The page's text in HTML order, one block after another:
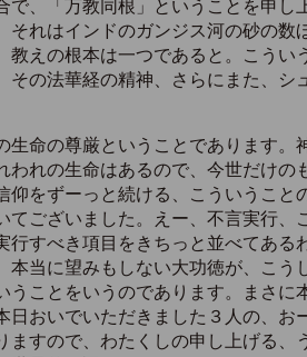
、「万教同根」ということを申
れはインドのガンジス河の砂の
えの根本は一つであると。こう
の法華経の精神、さらにまた、
命の尊厳ということであります
れの生命はあるので、今世だけ
をずーっと続ける、こういうこと
ございました。えー、不言実行
すべき項目をきちっと並べてあ
当に望みもしない大功徳が、こ
ことをいうのであります。まさに
おいでいただきました３人の、お
すので、わたくしの申し上げる